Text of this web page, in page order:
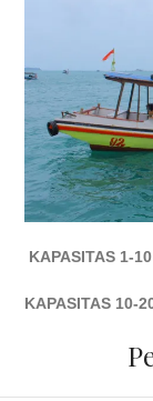
KAPASITAS 1-
KAPASITAS 10-